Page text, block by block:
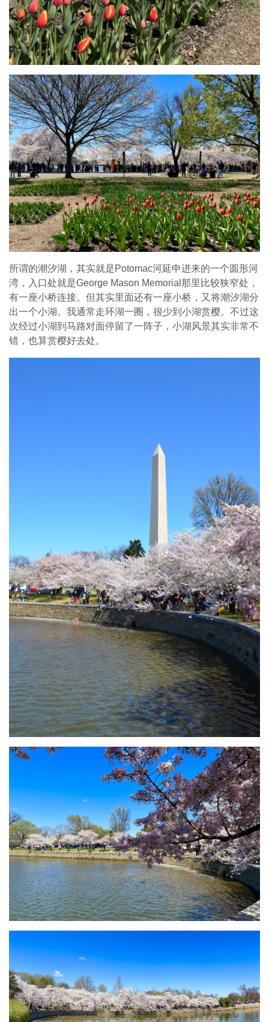
所谓的潮汐湖，其实就是Potomac河延申进来的一个圆形河
湾，入口处就是George Mason Memorial那里比较狭窄处，
有一座小桥连接。但其实里面还有一座小桥，又将潮汐湖分
出一个小湖。我通常走环湖一圈，很少到小湖赏樱。不过这
次经过小湖到马路对面停留了一阵子，小湖风景其实非常不
错，也算赏樱好去处。